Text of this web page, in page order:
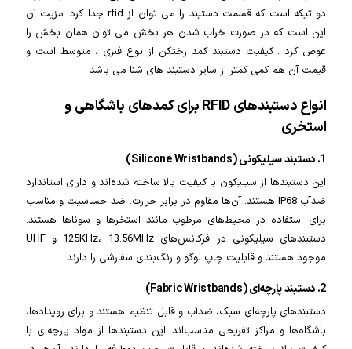
دو تیکه است که قسمت دستبند را می توان از rfid جدا کرد. مزیت آن
این است که در صورت خراب شدن هر بخش می توان همان بخش را
عوض کرد . کیفیت دستبند کمد رختکن از نوع فنری ، متوسط است و
قیمت آن هم کمی کمتر از سایر دستبند های شنا می باشد
انواع دستبندهای RFID برای کمدهای باشگاهی و
استخری
1. دستبند سیلیکونی (Silicone Wristbands)
این دستبندها از سیلیکون با کیفیت بالا ساخته شده‌اند و دارای استاندارد
ضدآب IP68 هستند. آن‌ها مقاوم در برابر حرارت، ضد حساسیت و مناسب
برای استفاده در محیط‌های مرطوب مانند استخرها و سوناها هستند.
دستبندهای سیلیکونی در فرکانس‌های 125KHz، 13.56MHz و UHF
موجود هستند و قابلیت چاپ لوگو و رنگ‌بندی سفارشی را دارند.
2. دستبند پارچه‌ای (Fabric Wristbands)
دستبندهای پارچه‌ای سبک، ضدآب و قابل تنظیم هستند و برای رویدادها،
باشگاه‌ها و مراکز تفریحی مناسب‌اند. این دستبندها از مواد پارچه‌ای با